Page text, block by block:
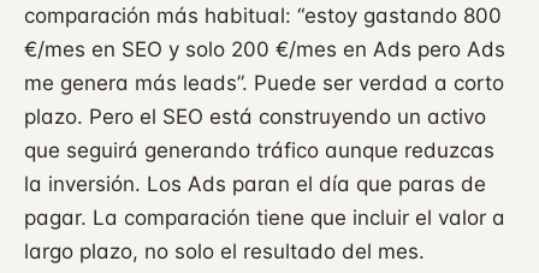
comparación más habitual: “estoy gastando 800
€/mes en SEO y solo 200 €/mes en Ads pero Ads
me genera más leads”. Puede ser verdad a corto
plazo. Pero el SEO está construyendo un activo
que seguirá generando tráfico aunque reduzcas
la inversión. Los Ads paran el día que paras de
pagar. La comparación tiene que incluir el valor a
largo plazo, no solo el resultado del mes.